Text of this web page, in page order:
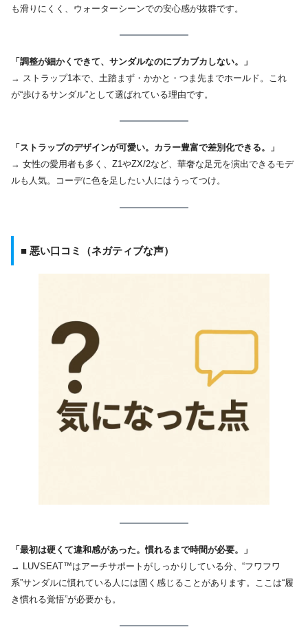
も滑りにくく、ウォーターシーンでの安心感が抜群です。
「調整が細かくできて、サンダルなのにブカブカしない。」
→ ストラップ1本で、土踏まず・かかと・つま先までホールド。これ
が“歩けるサンダル”として選ばれている理由です。
「ストラップのデザインが可愛い。カラー豊富で差別化できる。」
→ 女性の愛用者も多く、Z1やZX/2など、華奢な足元を演出できるモデ
ルも人気。コーデに色を足したい人にはうってつけ。
■ 悪い口コミ（ネガティブな声）
「最初は硬くて違和感があった。慣れるまで時間が必要。」
→ LUVSEAT™はアーチサポートがしっかりしている分、“フワフワ
系”サンダルに慣れている人には固く感じることがあります。ここは“履
き慣れる覚悟”が必要かも。